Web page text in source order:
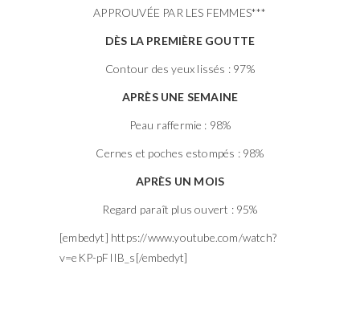
APPROUVÉE PAR LES FEMMES***
DÈS LA PREMIÈRE GOUTTE
Contour des yeux lissés : 97%
APRÈS UNE SEMAINE
Peau raffermie : 98%
Cernes et poches estompés : 98%
APRÈS UN MOIS
Regard paraît plus ouvert : 95%
[embedyt] https://www.youtube.com/watch?
v=eKP-pFIIB_s[/embedyt]